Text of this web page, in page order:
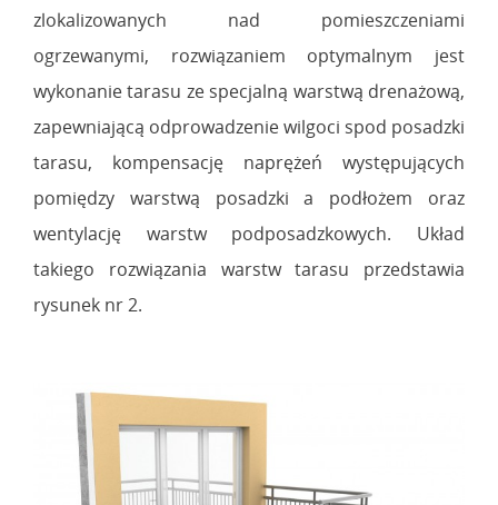
zlokalizowanych nad pomieszczeniami
ogrzewanymi, rozwiązaniem optymalnym jest
wykonanie tarasu ze specjalną warstwą drenażową,
zapewniającą odprowadzenie wilgoci spod posadzki
tarasu, kompensację naprężeń występujących
pomiędzy warstwą posadzki a podłożem oraz
wentylację warstw podposadzkowych. Układ
takiego rozwiązania warstw tarasu przedstawia
rysunek nr 2.